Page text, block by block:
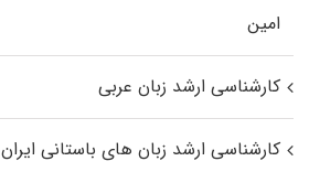
اﻣﻴﻦ
کارشناسی ارشد زبان عربی
کارشناسی ارشد زبان‌ های باستانی ایران